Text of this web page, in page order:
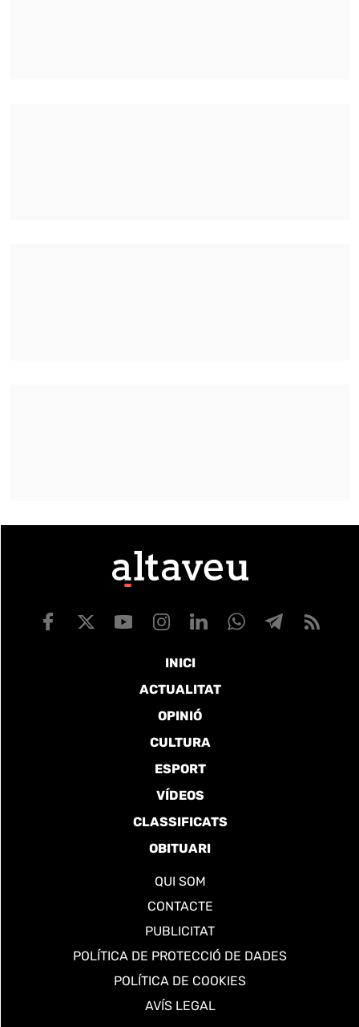
INICI
ACTUALITAT
OPINIÓ
CULTURA
ESPORT
VÍDEOS
CLASSIFICATS
OBITUARI
QUI SOM
CONTACTE
PUBLICITAT
POLÍTICA DE PROTECCIÓ DE DADES
POLÍTICA DE COOKIES
AVÍS LEGAL